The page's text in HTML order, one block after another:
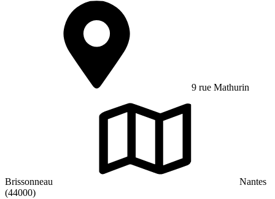
9 rue Mathurin
Brissonneau
Nantes
(44000)